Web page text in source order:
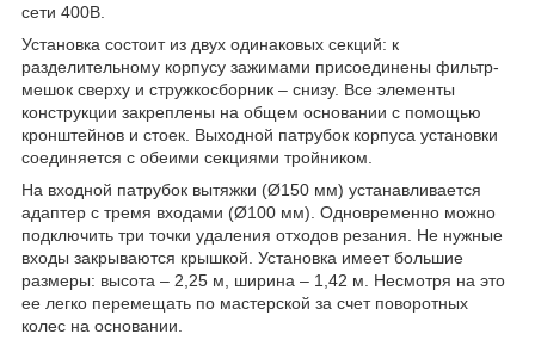
сети 400В.
Установка состоит из двух одинаковых секций: к
разделительному корпусу зажимами присоединены фильтр-
мешок сверху и стружкосборник – снизу. Все элементы
конструкции закреплены на общем основании с помощью
кронштейнов и стоек. Выходной патрубок корпуса установки
соединяется с обеими секциями тройником.
На входной патрубок вытяжки (Ø150 мм) устанавливается
адаптер с тремя входами (Ø100 мм). Одновременно можно
подключить три точки удаления отходов резания. Не нужные
входы закрываются крышкой. Установка имеет большие
размеры: высота – 2,25 м, ширина – 1,42 м. Несмотря на это
ее легко перемещать по мастерской за счет поворотных
колес на основании.